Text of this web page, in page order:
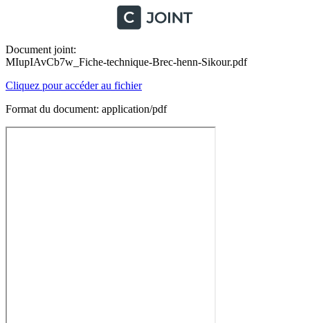
Document joint:
MIupIAvCb7w_Fiche-technique-Brec-henn-Sikour.pdf
Cliquez pour accéder au fichier
Format du document: application/pdf